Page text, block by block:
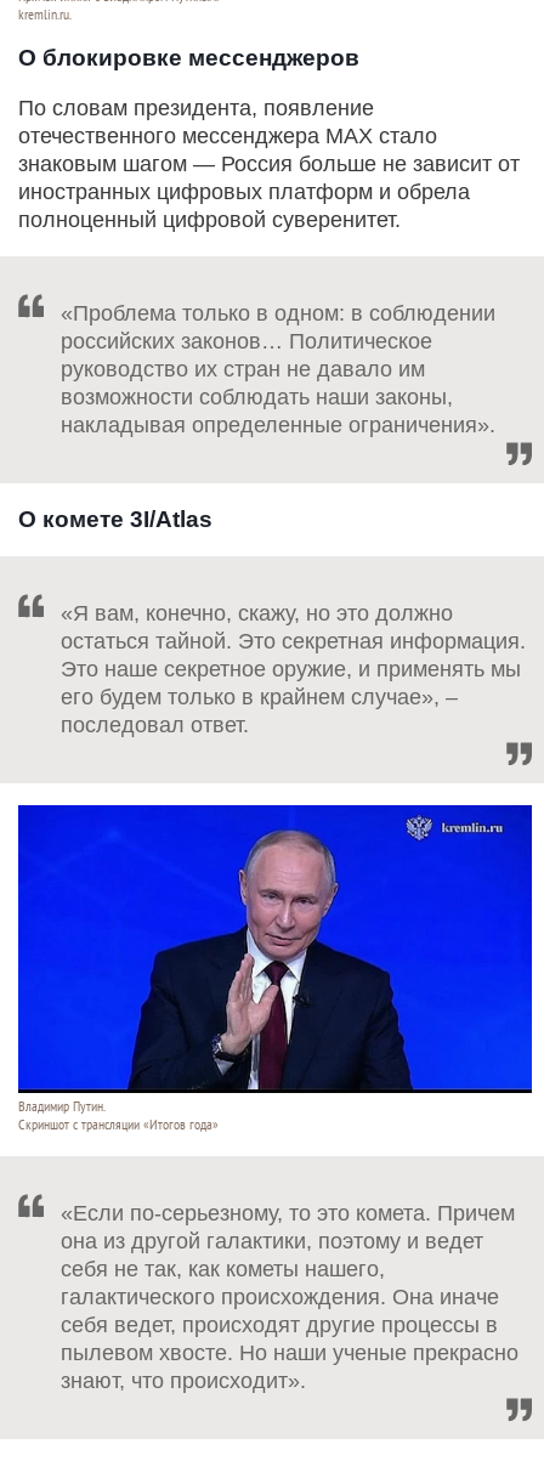
kremlin.ru.
О блокировке мессенджеров
По словам президента, появление
отечественного мессенджера MAX стало
знаковым шагом — Россия больше не зависит от
иностранных цифровых платформ и обрела
полноценный цифровой суверенитет.
«Проблема только в одном: в соблюдении
российских законов… Политическое
руководство их стран не давало им
возможности соблюдать наши законы,
накладывая определенные ограничения».
О комете 3I/Atlas
«Я вам, конечно, скажу, но это должно
остаться тайной. Это секретная информация.
Это наше секретное оружие, и применять мы
его будем только в крайнем случае», –
последовал ответ.
Владимир Путин.
Скриншот с трансляции «Итогов года»
«Если по-серьезному, то это комета. Причем
она из другой галактики, поэтому и ведет
себя не так, как кометы нашего,
галактического происхождения. Она иначе
себя ведет, происходят другие процессы в
пылевом хвосте. Но наши ученые прекрасно
знают, что происходит».